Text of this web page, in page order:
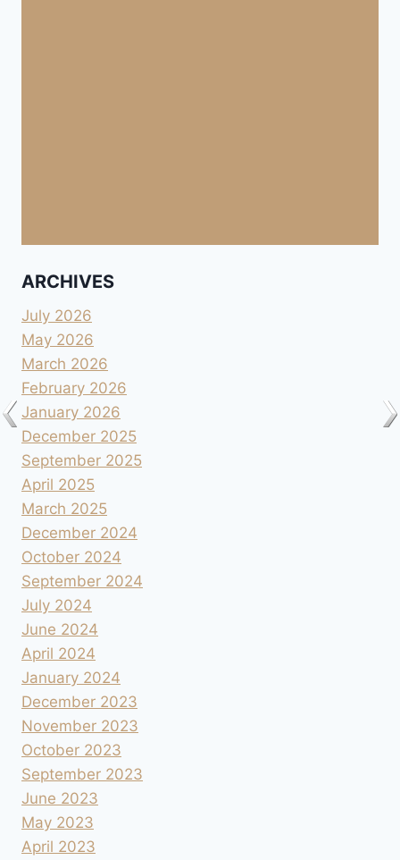
ARCHIVES
July 2026
May 2026
March 2026
February 2026
January 2026
December 2025
September 2025
April 2025
March 2025
December 2024
October 2024
September 2024
July 2024
June 2024
April 2024
January 2024
December 2023
November 2023
October 2023
September 2023
June 2023
May 2023
April 2023